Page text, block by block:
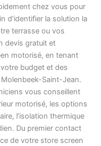
chez vous pour
d’identifier la solution la
terrasse ou vos
devis gratuit et
motorisé, en tenant
budget et des
Saint-Jean.
vous conseillent
motorisé, les options
l’isolation thermique
Du premier contact
de votre store screen